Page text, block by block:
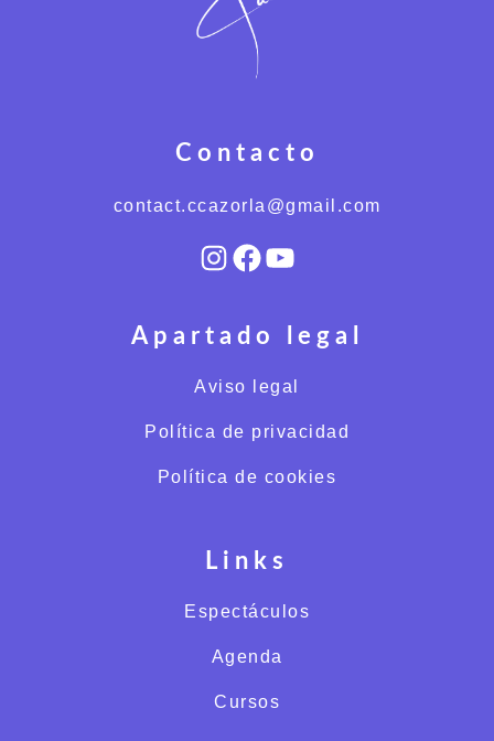
Contacto
contact.ccazorla@gmail.com
Instagram
Facebook
YouTube
Apartado legal
Aviso legal
Política de privacidad
Política de cookies
Links
Espectáculos
Agenda
Cursos